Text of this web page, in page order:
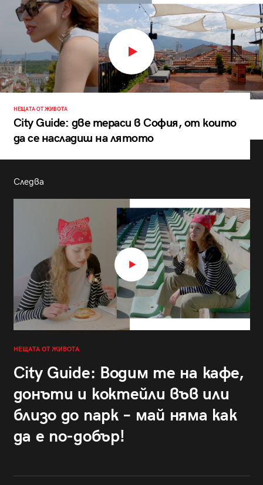
НЕЩАТА ОТ ЖИВОТА
City Guide: две тераси в София, от които
да се насладиш на лятото
Следва
НЕЩАТА ОТ ЖИВОТА
City Guide: Водим те на кафе,
донъти и коктейли във или
близо до парк – май няма как
да е по-добър!